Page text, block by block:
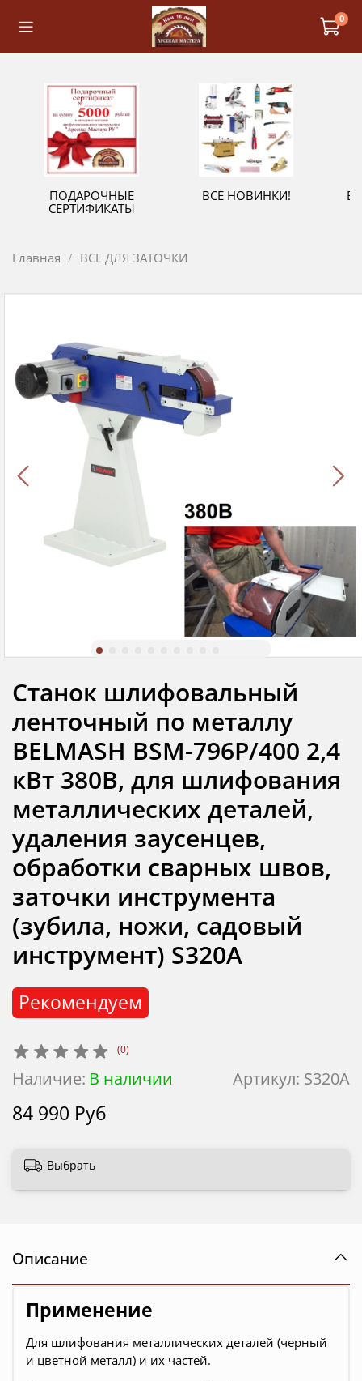
0
ПОДАРОЧНЫЕ
СЕРТИФИКАТЫ
ВСЕ НОВИНКИ!
Главная ВСЕ ДЛЯ ЗАТОЧКИ
(0)
Артикул: S320A
Наличие: В наличии
Рекомендуем
Станок шлифовальный
ленточный по металлу
BELMASH BSM-796P/400 2,4
кВт 380В, для шлифования
металлических деталей,
удаления заусенцев,
обработки сварных швов,
заточки инструмента
(зубила, ножи, садовый
инструмент) S320A
84 990 Руб
Выбрать
Описание
Применение
Для шлифования металлических деталей (черный
и цветной металл) и их частей.